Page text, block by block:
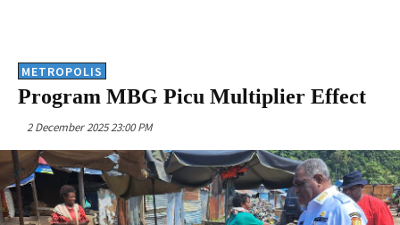
METROPOLIS
Program MBG Picu Multiplier Effect
2 December 2025 23:00 PM